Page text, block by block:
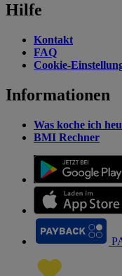
Hilfe
Kontakt
FAQ
Cookie-
Informationen
Was koche ich
BMI Rechner